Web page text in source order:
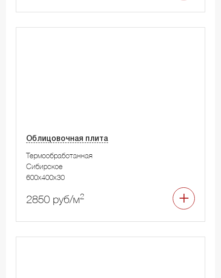
Облицовочная плита
Термообработанная
Сибирское
600x400x30
2850 руб/м2